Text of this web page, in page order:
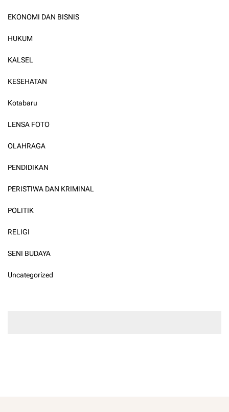
EKONOMI DAN BISNIS
HUKUM
KALSEL
KESEHATAN
Kotabaru
LENSA FOTO
OLAHRAGA
PENDIDIKAN
PERISTIWA DAN KRIMINAL
POLITIK
RELIGI
SENI BUDAYA
Uncategorized